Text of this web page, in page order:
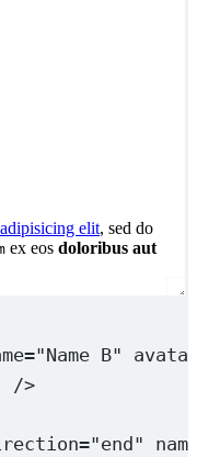
adipisicing elit, sed do
ex eos doloribus aut
="Name B"
/>
="end"